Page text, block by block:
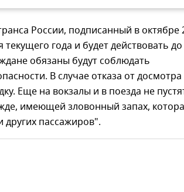
России, подписанный в октябре
текущего года и будет действовать
обязаны будут соблюдать
В случае отказа от досмотра
Еще на вокзалы и в поезда не
имеющей зловонный запах,
пассажиров".